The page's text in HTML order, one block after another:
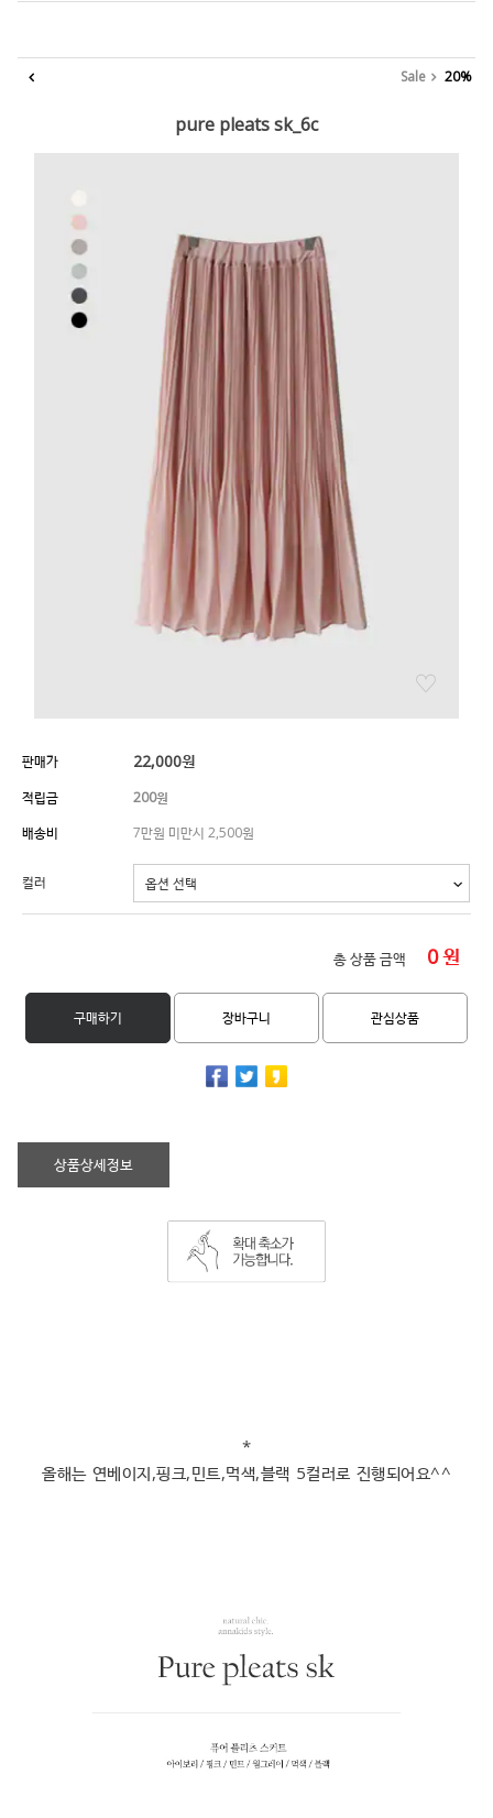
Sale 20%
pure pleats sk_6c
판매가 22,000원
적립금
200원
배송비
7만원 미만시 2,500원
컬러
총 상품 금액 0원
구매하기 장바구니 관심상품
상품상세정보
*
올해는 연베이지,핑크,민트,먹색,블랙 5컬러로 진행되어요^^